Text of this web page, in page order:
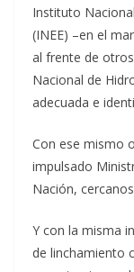
Instituto
(INEE) –en el
al frente de
Nacional de
adecuada e
Con ese mismo
impulsado
Nación,
Y con la misma
de linchamiento